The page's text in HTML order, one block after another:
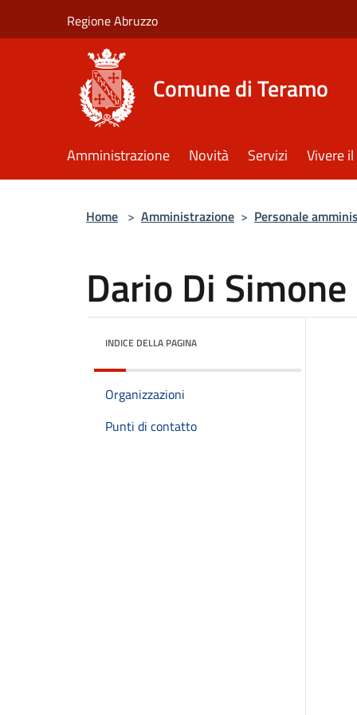
Regione Abruzzo
Comune di Teramo
Amministrazione Novità Servizi Vivere
Home > Amministrazione > Personale
Dario Di Simone
INDICE DELLA PAGINA
Organizzazioni
Punti di contatto